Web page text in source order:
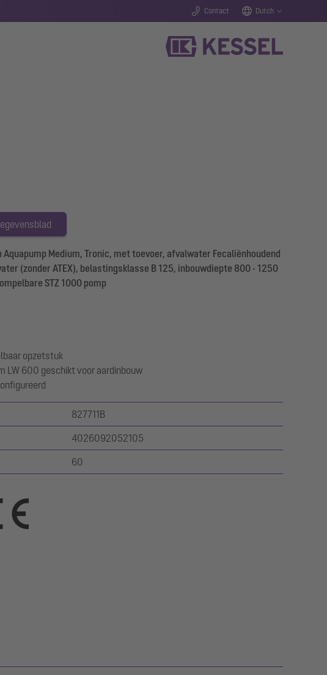
Contact Dutch
Aquapump Medium, Tronic, met toevoer, afvalwater Fecaliënhoudend
(zonder ATEX), belastingsklasse B 125, inbouwdiepte 800 - 1250
STZ 1000 pomp
opzetstuk
LW 600 geschikt voor aardinbouw
827711B
4026092052105
60